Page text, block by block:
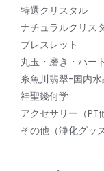
特選クリスタル
ナチュラルクリス
ブレスレット
丸玉・磨き・ハート
糸魚川翡翠-国内水
神聖幾何学
アクセサリー（PT
その他（浄化グッ